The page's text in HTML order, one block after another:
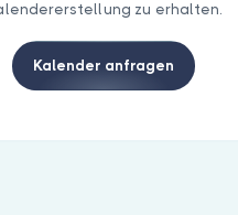
zu erhalten.
Kalender anfragen